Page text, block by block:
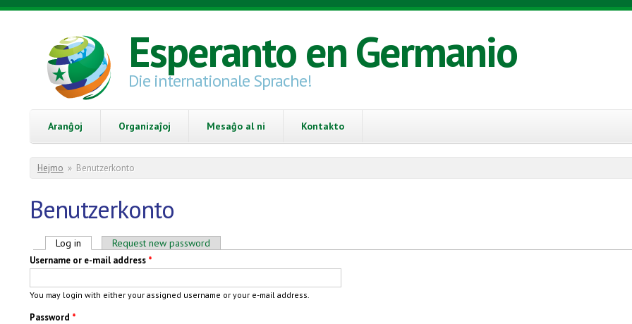
Skip to main content
Esperanto en Germanio
Die internationale Sprache!
Aranĝoj Organizaĵoj Mesaĝo al ni Kontakto
You are here
Hejmo » Benutzerkonto
Benutzerkonto
Primary tabs
Log in (active tab)Request new password
Username or e-mail address *
You may login with either your assigned username or your e-mail address.
Password *